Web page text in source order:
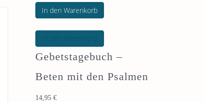
In den Warenkorb
Gebetstagebuch –
Beten mit den Psalmen
14,95 €